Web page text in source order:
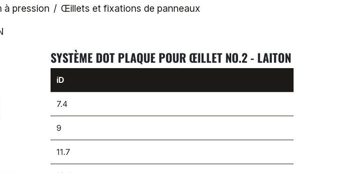
à pression
Œillets et fixations de panneaux
SYSTÈME DOT PLAQUE POUR ŒILLET NO.2 - LAITON
iD
7.4
9
11.7